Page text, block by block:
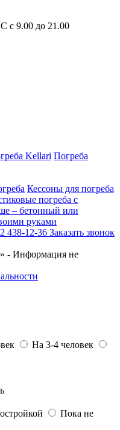
с 9.00 до 21.00
Kellari Погреба
Кессоны для погреба
погреба с
– бетонный или
руками
438-12-36 Заказать звонок
- Информация не
На 3-4 человек
Пока не